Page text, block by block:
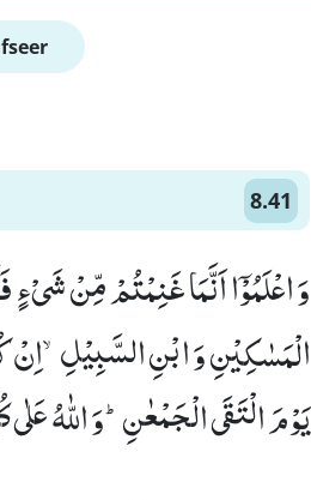
8.41
وَ اعْلَمُوْۤا اَنَّمَا غَنِمْتُمْ مِّنْ
الْمَسٰكِیْنِ وَ ابْنِ السَّبِیْلِۙ-اِنْ
یَوْمَ الْتَقَى الْجَمْعٰنِؕ-وَ اللّٰهُ عَلٰى